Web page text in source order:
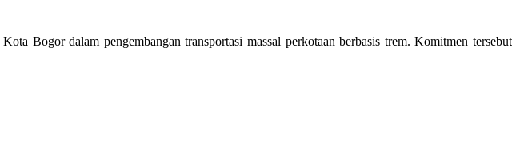
Bogor dalam pengembangan transportasi massal perkotaan berbasis trem. Komitmen tersebut